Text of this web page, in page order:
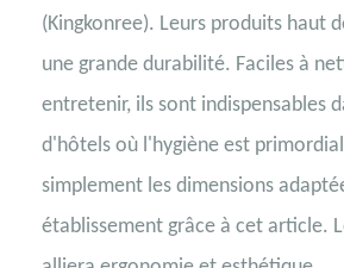
(Kingkonree). Leurs produits haut
une grande durabilité. Faciles à
entretenir, ils sont indispensables
d'hôtels où l'hygiène est
simplement les dimensions
établissement grâce à cet article.